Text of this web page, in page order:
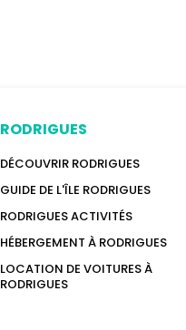
RODRIGUES
DÉCOUVRIR RODRIGUES
GUIDE DE L'ÎLE RODRIGUES
RODRIGUES ACTIVITÉS
HÉBERGEMENT À RODRIGUES
LOCATION DE VOITURES À
RODRIGUES